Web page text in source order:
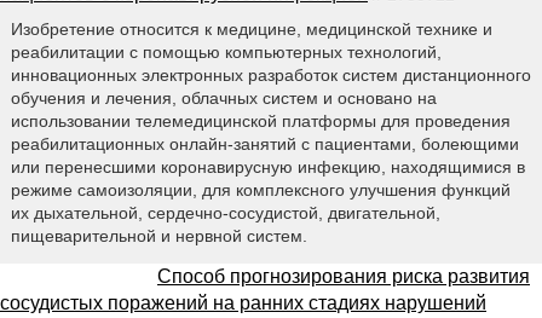
Изобретение относится к медицине, медицинской технике и
реабилитации с помощью компьютерных технологий,
инновационных электронных разработок систем дистанционного
обучения и лечения, облачных систем и основано на
использовании телемедицинской платформы для проведения
реабилитационных онлайн-занятий с пациентами, болеющими
или перенесшими коронавирусную инфекцию, находящимися в
режиме самоизоляции, для комплексного улучшения функций
их дыхательной, сердечно-сосудистой, двигательной,
пищеварительной и нервной систем.
Способ прогнозирования риска развития
сосудистых поражений на ранних стадиях нарушений